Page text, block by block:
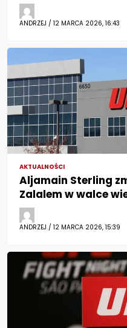
ANDRZEJ / 12 MARCA 2026, 16:43
AKTUALNOŚCI
Aljamain Sterling
Zalalem w walce
ANDRZEJ / 12 MARCA 2026, 15:39